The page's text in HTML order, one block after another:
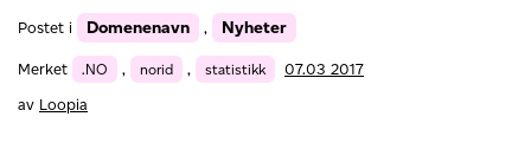
Postet i Domenenavn , Nyheter
Merket .NO , norid , statistikk
07.03 2017
av Loopia